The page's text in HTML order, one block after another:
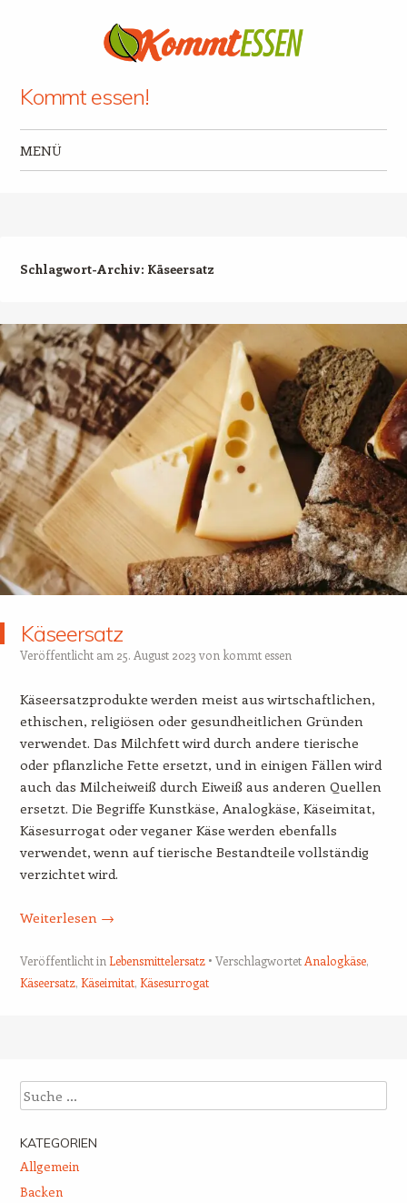
Kommt essen!
MENÜ
Schlagwort-Archiv: Käseersatz
Käseersatz
Veröffentlicht am 25. August 2023 von kommt essen
Käseersatzprodukte werden meist aus wirtschaftlichen,
ethischen, religiösen oder gesundheitlichen Gründen
verwendet. Das Milchfett wird durch andere tierische
oder pflanzliche Fette ersetzt, und in einigen Fällen wird
auch das Milcheiweiß durch Eiweiß aus anderen Quellen
ersetzt. Die Begriffe Kunstkäse, Analogkäse, Käseimitat,
Käsesurrogat oder veganer Käse werden ebenfalls
verwendet, wenn auf tierische Bestandteile vollständig
verzichtet wird.
Weiterlesen →
Veröffentlicht in Lebensmittelersatz Verschlagwortet Analogkäse,
Käseersatz, Käseimitat, Käsesurrogat
Suche
KATEGORIEN
Allgemein
Backen